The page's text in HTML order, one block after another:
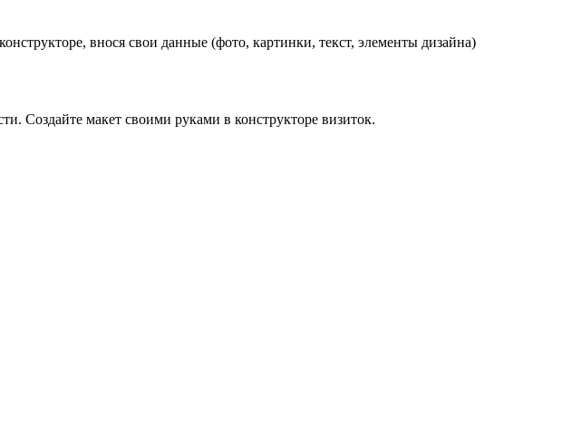
внося свои данные (фото, картинки, текст, элементы дизайна)
Создайте макет своими руками в конструкторе визиток.